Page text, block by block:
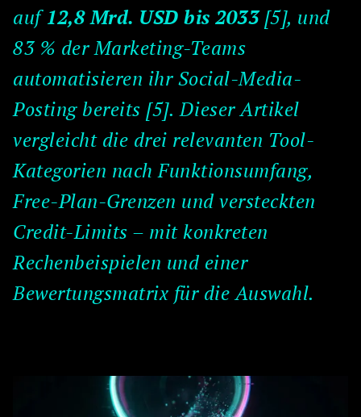
auf12,8 Mrd. USD bis 2033[5], und
83 % der Marketing-Teams
automatisieren ihr Social-Media-
Posting bereits [5]. Dieser Artikel
vergleicht die drei relevanten Tool-
Kategorien nach Funktionsumfang,
Free-Plan-Grenzen und versteckten
Credit-Limits – mit konkreten
Rechenbeispielen und einer
Bewertungsmatrix für die Auswahl.